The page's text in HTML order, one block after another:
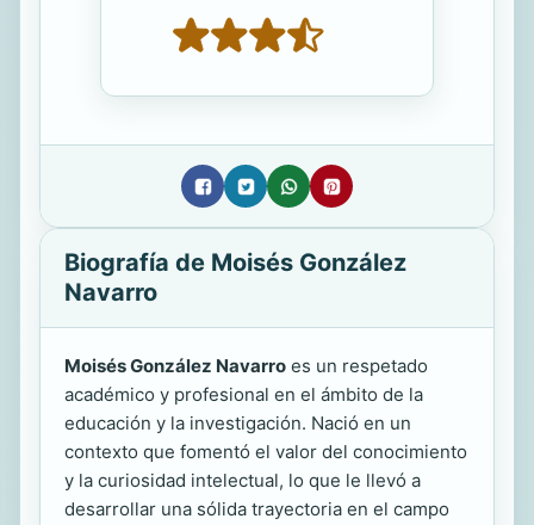
Biografía de Moisés González
Navarro
Moisés González Navarro es un respetado
académico y profesional en el ámbito de la
educación y la investigación. Nació en un
contexto que fomentó el valor del conocimiento
y la curiosidad intelectual, lo que le llevó a
desarrollar una sólida trayectoria en el campo